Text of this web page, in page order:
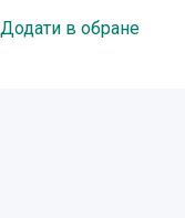
Додати в обране